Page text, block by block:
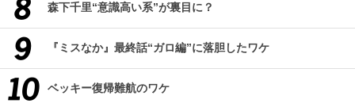
森下千里“意識高い系”が裏目に？
『ミスなか』最終話“ガロ編”に落胆したワケ
ベッキー復帰難航のワケ